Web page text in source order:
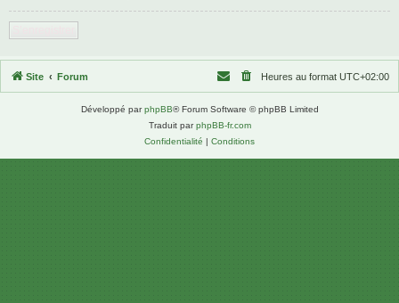
Site Forum Heures au format UTC+02:00
Développé parphpBB® Forum Software © phpBB Limited
Traduit parphpBB-fr.com
Confidentialité | Conditions